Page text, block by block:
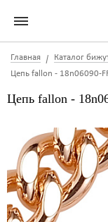
Главная Каталог
Цепь fallon - 18n06090-
Цепь fallon -